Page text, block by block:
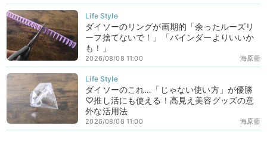
ダイソーのリングが画期的「余ったルーズリ
ーフ捨てないで！」「バインダーよりいいか
も！」
海原藍
2026/08/08 11:00
ダイソーのこれ…「じゃない使い方」が優勝
♡推し活にも使える！高見え美容グッズの意
外な活用法
海原藍
2026/08/08 11:00